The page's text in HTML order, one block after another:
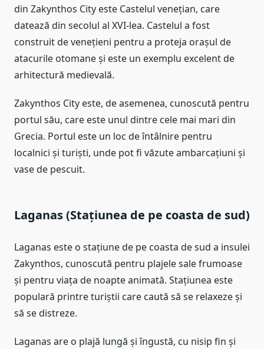
din Zakynthos City este Castelul venețian, care
datează din secolul al XVI-lea. Castelul a fost
construit de venețieni pentru a proteja orașul de
atacurile otomane și este un exemplu excelent de
arhitectură medievală.
Zakynthos City este, de asemenea, cunoscută pentru
portul său, care este unul dintre cele mai mari din
Grecia. Portul este un loc de întâlnire pentru
localnici și turiști, unde pot fi văzute ambarcațiuni și
vase de pescuit.
Laganas (Stațiunea de pe coasta de sud)
Laganas este o stațiune de pe coasta de sud a insulei
Zakynthos, cunoscută pentru plajele sale frumoase
și pentru viața de noapte animată. Stațiunea este
populară printre turiștii care caută să se relaxeze și
să se distreze.
Laganas are o plajă lungă și îngustă, cu nisip fin și